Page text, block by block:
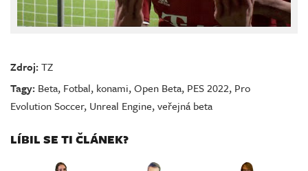
Zdroj:TZ
Tagy: Beta, Fotbal, konami,Open Beta, PES 2022, Pro
Evolution Soccer, Unreal Engine,veřejná beta
LÍBIL SE TI ČLÁNEK?